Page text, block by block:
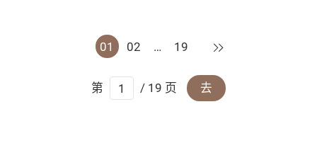
01 02 … 19 下一页
第 / 19 页 去